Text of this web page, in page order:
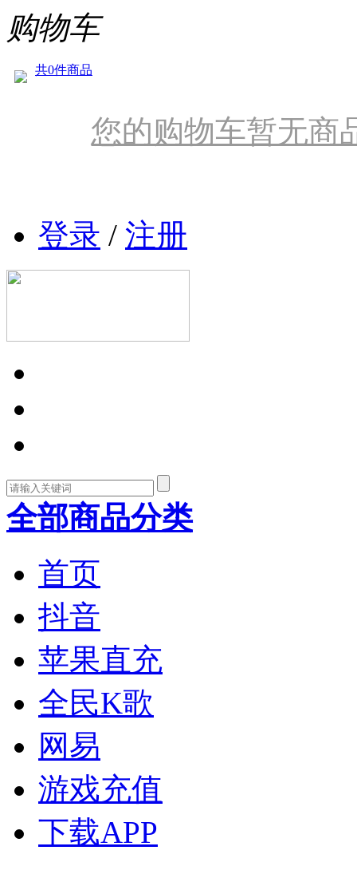
购物车
共0件商品
您的购物车暂无商
登录 / 注册
全部商品分类
首页
抖音
苹果直充
全民K歌
网易
游戏充值
下载APP